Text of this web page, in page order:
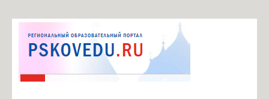
Гостевая книга
Согласие на обработку персональных данных для формы
обратной связи